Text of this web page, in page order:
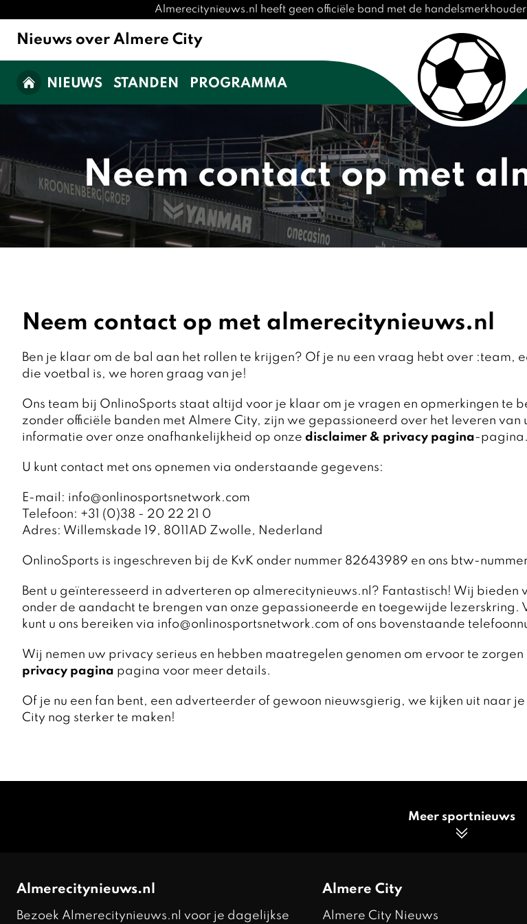
Almerecitynieuws.nl heeft geen officiële band met de
Nieuws over Almere City
NIEUWS STANDEN PROGRAMMA
Neem contact op met
Neem contact op met almerecitynieuws.nl
Ben je klaar om de bal aan het rollen te krijgen? Of je nu een vraag hebt over
die voetbal is, we horen graag van je!
Ons team bij OnlinoSports staat altijd voor je klaar om je vragen en opmerkingen te
zonder officiële banden met Almere City, zijn we gepassioneerd over het leveren
informatie over onze onafhankelijkheid op onze disclaimer & privacy pagina-pagina.
U kunt contact met ons opnemen via onderstaande gegevens:
E-mail: info@onlinosportsnetwork.com
Telefoon: +31 (0)38 - 20 22 21 0
Adres: Willemskade 19, 8011AD Zwolle, Nederland
OnlinoSports is ingeschreven bij de KvK onder nummer 82643989 en ons btw-
Bent u geïnteresseerd in adverteren op almerecitynieuws.nl? Fantastisch! Wij
onder de aandacht te brengen van onze gepassioneerde en toegewijde
kunt u ons bereiken via info@onlinosportsnetwork.com of ons bovenstaande
Wij nemen uw privacy serieus en hebben maatregelen genomen om ervoor te
privacy pagina pagina voor meer details.
Of je nu een fan bent, een adverteerder of gewoon nieuwsgierig, we kijken uit naar
City nog sterker te maken!
Meer sportnieuws
Almerecitynieuws.nl
Bezoek Almerecitynieuws.nl voor je dagelijkse
Almere City
Almere City Nieuws